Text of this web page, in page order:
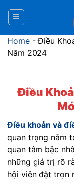
qua
dungHome -Điều
Năm 2024
Điều
Điều khoản và
quan trọng nằm
quan tâm bậc
những giá trị rõ
hội viên đặt trọn